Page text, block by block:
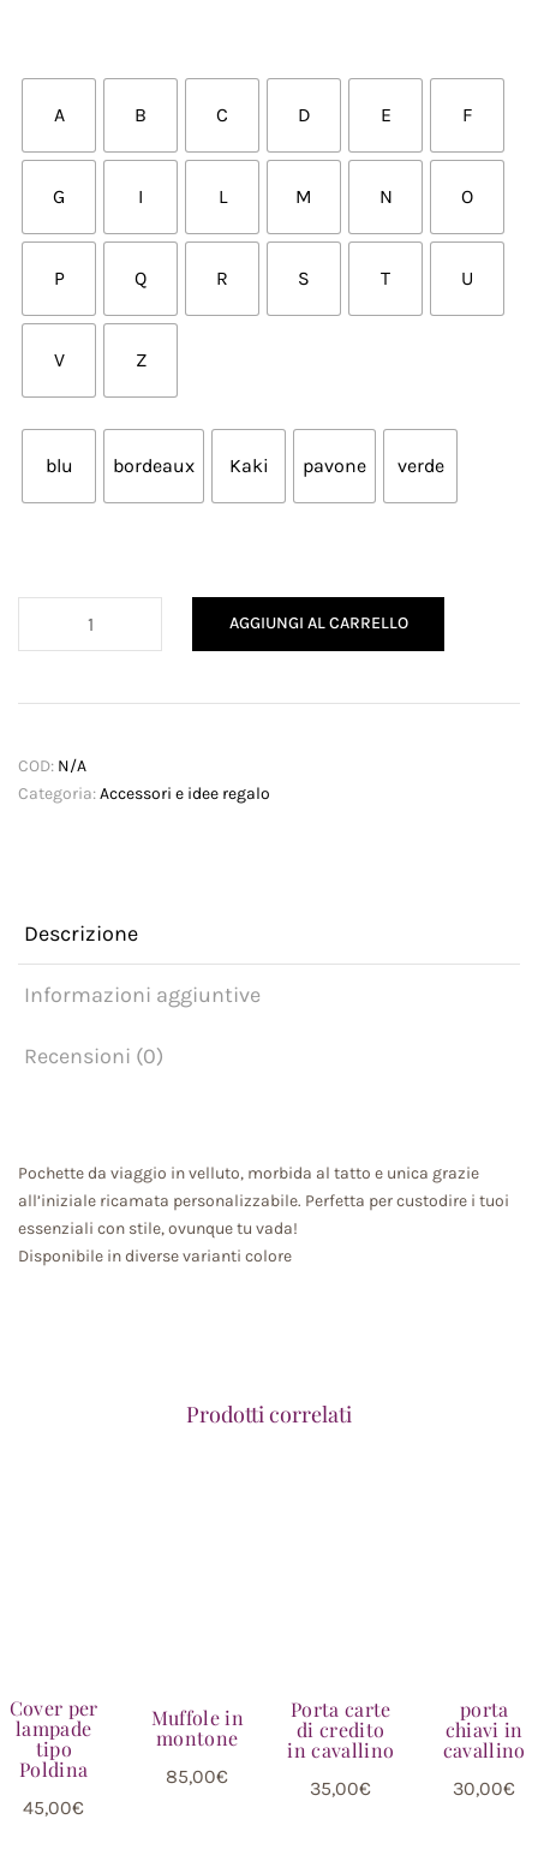
A B C D E F
G I L M N O
P Q R S T U
V Z
blu bordeaux Kaki pavone verde
iniziale
quantità
AGGIUNGI AL CARRELLO
COD: N/A
Categoria:Accessori e idee regalo
Descrizione
Informazioni aggiuntive
Recensioni (0)
Pochette da viaggio in velluto, morbida al tatto e unica grazie
all’iniziale ricamata personalizzabile. Perfetta per custodire i tuoi
essenziali con stile, ovunque tu vada!
Disponibile in diverse varianti colore
Prodotti correlati
Cover per
lampade
tipo
Poldina
45,00€
Muffole in
montone
85,00€
Porta carte
di credito
in cavallino
35,00€
porta
chiavi in
cavallino
30,00€